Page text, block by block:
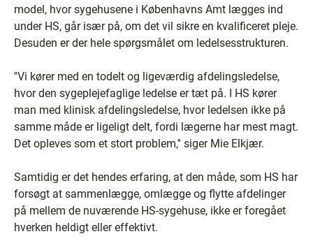
model, hvor sygehusene i Københavns Amt lægges ind
under HS, går især på, om det vil sikre en kvalificeret pleje.
Desuden er der hele spørgsmålet om ledelsesstrukturen.
''Vi kører med en todelt og ligeværdig afdelingsledelse,
hvor den sygeplejefaglige ledelse er tæt på. I HS kører
man med klinisk afdelingsledelse, hvor ledelsen ikke på
samme måde er ligeligt delt, fordi lægerne har mest magt.
Det opleves som et stort problem,'' siger Mie Elkjær.
Samtidig er det hendes erfaring, at den måde, som HS har
forsøgt at sammenlægge, omlægge og flytte afdelinger
på mellem de nuværende HS-sygehuse, ikke er foregået
hverken heldigt eller effektivt.